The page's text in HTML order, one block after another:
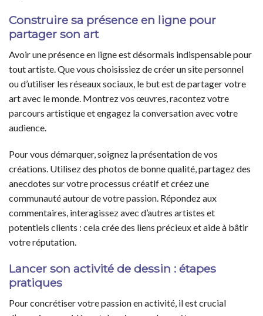
Construire sa présence en ligne pour
partager son art
Avoir une présence en ligne est désormais indispensable pour
tout artiste. Que vous choisissiez de créer un site personnel
ou d’utiliser les réseaux sociaux, le but est de partager votre
art avec le monde. Montrez vos œuvres, racontez votre
parcours artistique et engagez la conversation avec votre
audience.
Pour vous démarquer, soignez la présentation de vos
créations. Utilisez des photos de bonne qualité, partagez des
anecdotes sur votre processus créatif et créez une
communauté autour de votre passion. Répondez aux
commentaires, interagissez avec d’autres artistes et
potentiels clients : cela crée des liens précieux et aide à bâtir
votre réputation.
Lancer son activité de dessin : étapes
pratiques
Pour concrétiser votre passion en activité, il est crucial